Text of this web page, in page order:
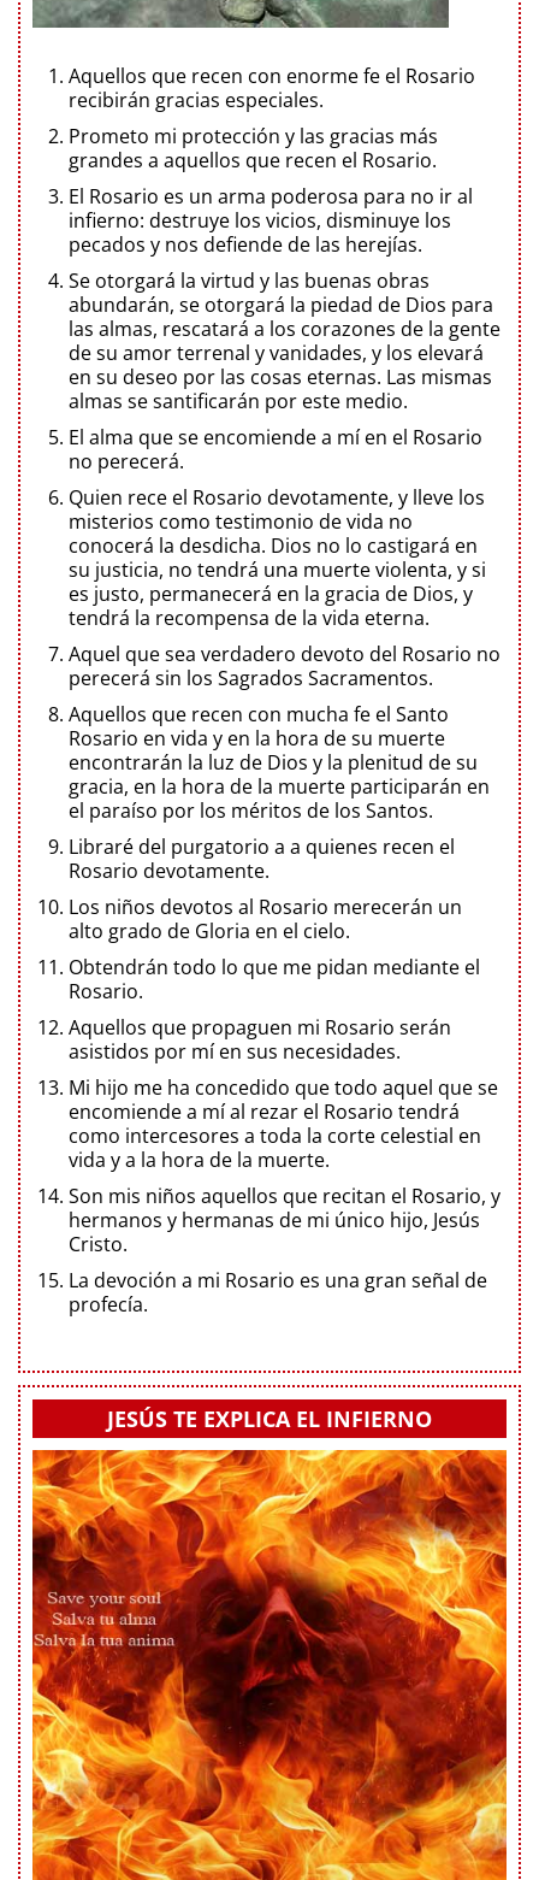
Aquellos que recen con enorme fe el Rosario
recibirán gracias especiales.
Prometo mi protección y las gracias más
grandes a aquellos que recen el Rosario.
El Rosario es un arma poderosa para no ir al
infierno: destruye los vicios, disminuye los
pecados y nos defiende de las herejías.
Se otorgará la virtud y las buenas obras
abundarán, se otorgará la piedad de Dios para
las almas, rescatará a los corazones de la gente
de su amor terrenal y vanidades, y los elevará
en su deseo por las cosas eternas. Las mismas
almas se santificarán por este medio.
El alma que se encomiende a mí en el Rosario
no perecerá.
Quien rece el Rosario devotamente, y lleve los
misterios como testimonio de vida no
conocerá la desdicha. Dios no lo castigará en
su justicia, no tendrá una muerte violenta, y si
es justo, permanecerá en la gracia de Dios, y
tendrá la recompensa de la vida eterna.
Aquel que sea verdadero devoto del Rosario no
perecerá sin los Sagrados Sacramentos.
Aquellos que recen con mucha fe el Santo
Rosario en vida y en la hora de su muerte
encontrarán la luz de Dios y la plenitud de su
gracia, en la hora de la muerte participarán en
el paraíso por los méritos de los Santos.
Libraré del purgatorio a a quienes recen el
Rosario devotamente.
Los niños devotos al Rosario merecerán un
alto grado de Gloria en el cielo.
Obtendrán todo lo que me pidan mediante el
Rosario.
Aquellos que propaguen mi Rosario serán
asistidos por mí en sus necesidades.
Mi hijo me ha concedido que todo aquel que se
encomiende a mí al rezar el Rosario tendrá
como intercesores a toda la corte celestial en
vida y a la hora de la muerte.
Son mis niños aquellos que recitan el Rosario, y
hermanos y hermanas de mi único hijo, Jesús
Cristo.
La devoción a mi Rosario es una gran señal de
profecía.
JESÚS TE EXPLICA EL INFIERNO